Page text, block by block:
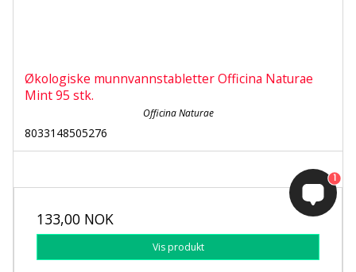
Økologiske munnvannstabletter Officina Naturae
Mint 95 stk.
Officina Naturae
8033148505276
133,00 NOK
Vis produkt
1